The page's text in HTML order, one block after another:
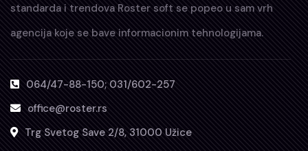
standarda i trendova Roster soft se popeo u sam vrh
agencija koje se bave informacionim tehnologijama.
064/47-88-150; 031/602-257
office@roster.rs
Trg Svetog Save 2/8, 31000 Užice